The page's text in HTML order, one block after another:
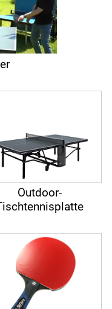
Outdoor-